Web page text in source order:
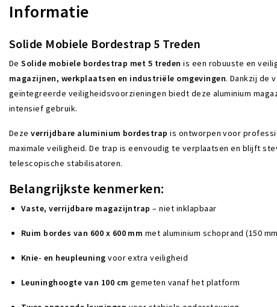
Informatie
Solide Mobiele Bordestrap 5 Treden
DeSolide mobiele bordestrap met 5 treden is een robuuste en
magazijnen, werkplaatsen en industriële omgevingen. Dankzij de
geïntegreerde veiligheidsvoorzieningen biedt deze aluminium
intensief gebruik.
Dezeverrijdbare aluminium bordestrap is ontworpen voor
maximale veiligheid. De trap is eenvoudig te verplaatsen en blijft
telescopische stabilisatoren.
Belangrijkste kenmerken:
Vaste, verrijdbare magazijntrap – niet inklapbaar
Ruim bordes van 600 x 600 mm met aluminium schoprand (150
Knie- en heupleuning voor extra veiligheid
Leuninghoogte van 100 cm gemeten vanaf het platform